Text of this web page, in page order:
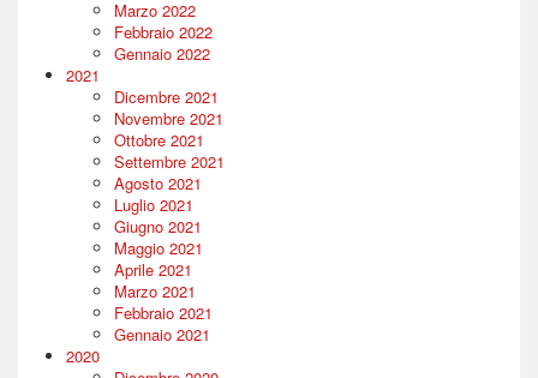
Marzo 2022
Febbraio 2022
Gennaio 2022
2021
Dicembre 2021
Novembre 2021
Ottobre 2021
Settembre 2021
Agosto 2021
Luglio 2021
Giugno 2021
Maggio 2021
Aprile 2021
Marzo 2021
Febbraio 2021
Gennaio 2021
2020